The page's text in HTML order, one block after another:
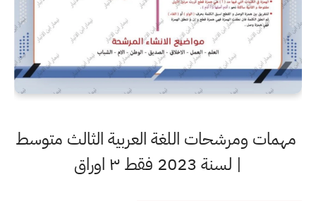
مهمات ومرشحات اللغة العربية الثالث متوسط
| لسنة 2023 فقط ٣ اوراق